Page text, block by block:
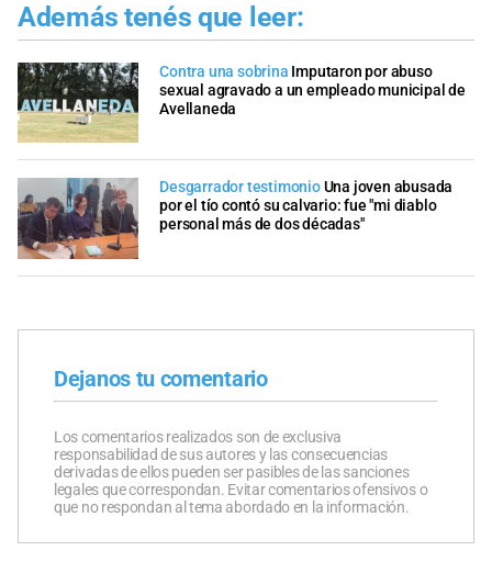
Además tenés que leer:
Contra una sobrina Imputaron por abuso
sexual agravado a un empleado municipal de
Avellaneda
Desgarrador testimonioUna joven abusada
por el tío contó su calvario: fue "mi diablo
personal más de dos décadas"
Dejanos tu comentario
Los comentarios realizados son de exclusiva
responsabilidad de sus autores y las consecuencias
derivadas de ellos pueden ser pasibles de las sanciones
legales que correspondan. Evitar comentarios ofensivos o
que no respondan al tema abordado en la información.